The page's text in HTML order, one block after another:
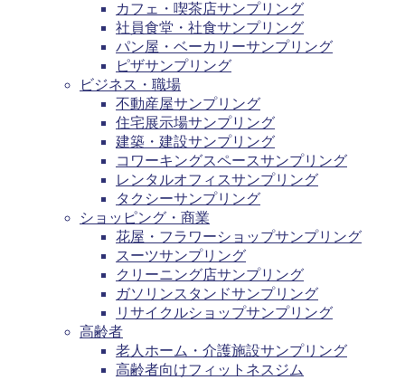
カフェ・喫茶店サンプリング
社員食堂・社食サンプリング
パン屋・ベーカリーサンプリング
ピザサンプリング
ビジネス・職場
不動産屋サンプリング
住宅展示場サンプリング
建築・建設サンプリング
コワーキングスペースサンプリング
レンタルオフィスサンプリング
タクシーサンプリング
ショッピング・商業
花屋・フラワーショップサンプリング
スーツサンプリング
クリーニング店サンプリング
ガソリンスタンドサンプリング
リサイクルショップサンプリング
高齢者
老人ホーム・介護施設サンプリング
高齢者向けフィットネスジム